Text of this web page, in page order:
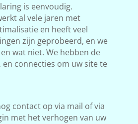
is eenvoudig.
al vele jaren met
en heeft veel
zijn geprobeerd, en we
wat niet. We hebben de
connecties om uw site te
contact op via mail of via
met het verhogen van uw